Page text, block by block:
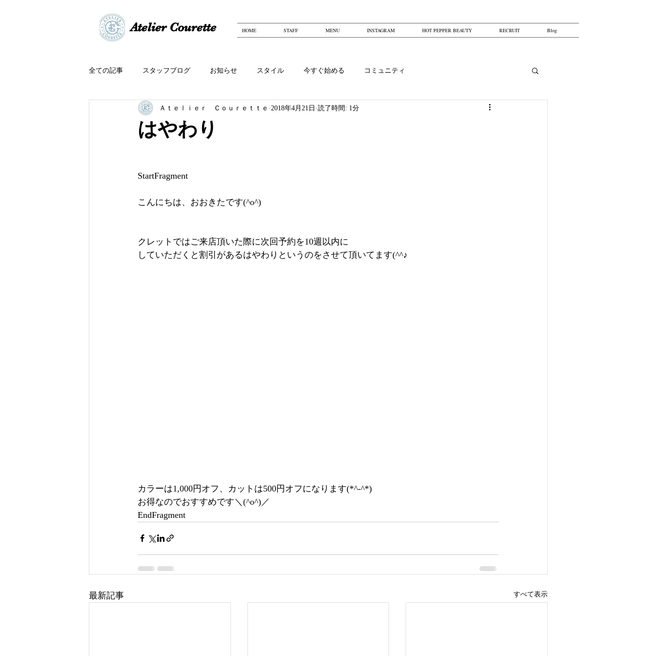
​​Atelier Courette​ HOME STAFF MENU INSTAGRAM HOT PEPPER BEAUTY RECRUIT Blog
全ての記事 スタッフブログ お知らせ スタイル 今すぐ始める コミュニティ
はやわり
Ａｔｅｌｉｅｒ Ｃｏｕｒｅｔｔｅ 2018年4月21日 読了時間: 1分
StartFragment
こんにちは、おおきたです(^o^)
クレットではご来店頂いた際に次回予約を10週以内に
していただくと割引があるはやわりというのをさせて頂いてます(^^♪
カラーは1,000円オフ、カットは500円オフになります(*^-^*)
お得なのでおすすめです＼(^o^)／
EndFragment
最新記事 すべて表示